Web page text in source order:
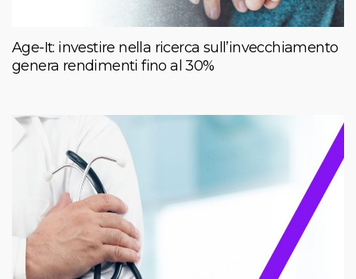
Age-It: investire nella ricerca sull’invecchiamento
genera rendimenti fino al 30%